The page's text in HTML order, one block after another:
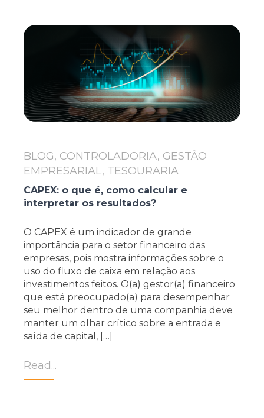
BLOG, CONTROLADORIA, GESTÃO
EMPRESARIAL, TESOURARIA
CAPEX: o que é, como calcular e
interpretar os resultados?
O CAPEX é um indicador de grande
importância para o setor financeiro das
empresas, pois mostra informações sobre o
uso do fluxo de caixa em relação aos
investimentos feitos. O(a) gestor(a) financeiro
que está preocupado(a) para desempenhar
seu melhor dentro de uma companhia deve
manter um olhar crítico sobre a entrada e
saída de capital, […]
Read...